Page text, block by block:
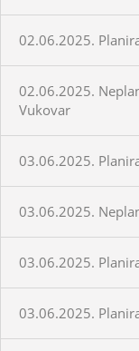
02.06.2025.
02.06.2025.
Vukovar
03.06.2025.
03.06.2025.
03.06.2025.
03.06.2025.